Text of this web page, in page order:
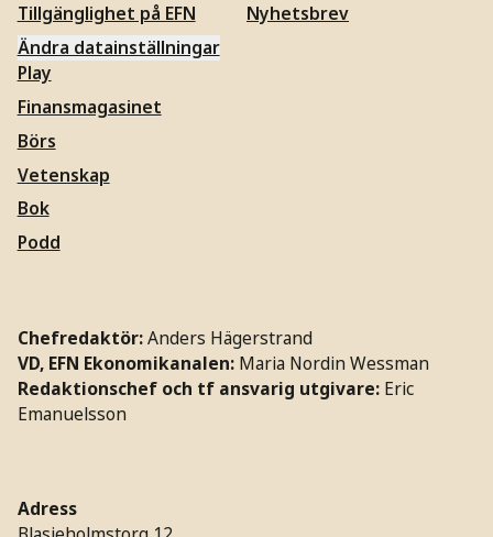
Tillgänglighet på EFN
Ändra datainställningar
Nyhetsbrev
Play
Finansmagasinet
Börs
Vetenskap
Bok
Podd
Chefredaktör:Anders Hägerstrand
VD, EFN Ekonomikanalen: Maria Nordin Wessman
Redaktionschef och tf ansvarig utgivare: Eric
Emanuelsson
Adress